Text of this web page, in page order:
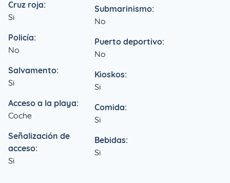
Cruz roja:
Si
Policía:
No
Salvamento:
Si
Acceso a la playa:
Coche
Señalización de
acceso:
Si
Submarinismo:
No
Puerto deportivo:
No
Kioskos:
Si
Comida:
Si
Bebidas:
Si